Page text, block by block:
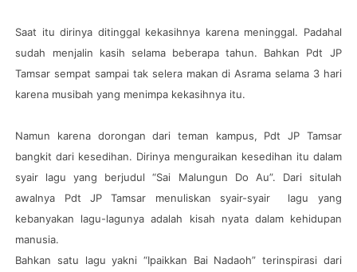
Saat itu dirinya ditinggal kekasihnya karena meninggal. Padahal
sudah menjalin kasih selama beberapa tahun. Bahkan Pdt JP
Tamsar sempat sampai tak selera makan di Asrama selama 3 hari
karena musibah yang menimpa kekasihnya itu.
Namun karena dorongan dari teman kampus, Pdt JP Tamsar
bangkit dari kesedihan. Dirinya menguraikan kesedihan itu dalam
syair lagu yang berjudul “Sai Malungun Do Au”. Dari situlah
awalnya Pdt JP Tamsar menuliskan syair-syair lagu yang
kebanyakan lagu-lagunya adalah kisah nyata dalam kehidupan
manusia.
Bahkan satu lagu yakni “Ipaikkan Bai Nadaoh” terinspirasi dari